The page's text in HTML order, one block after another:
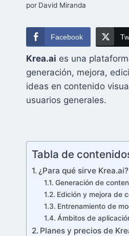
por David Miranda
Facebook
Krea.ai es una
generación, mejora,
ideas en contenido
usuarios generales.
Tabla de
¿Para qué sirve Krea.ai?
Generación de
Edición y mejora de
Entrenamiento de
Ámbitos de
Planes y precios de